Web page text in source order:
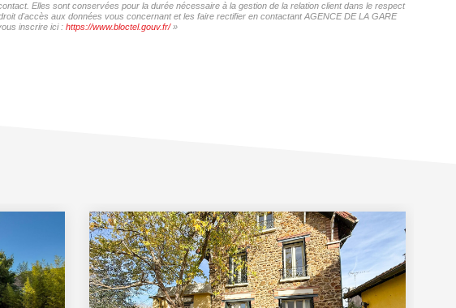
Elles sont conservées pour la durée nécessaire à la gestion de la relation client dans le respect
d'accès aux données vous concernant et les faire rectifier en contactant AGENCE DE LA GARE
inscrire ici : https://www.bloctel.gouv.fr/»